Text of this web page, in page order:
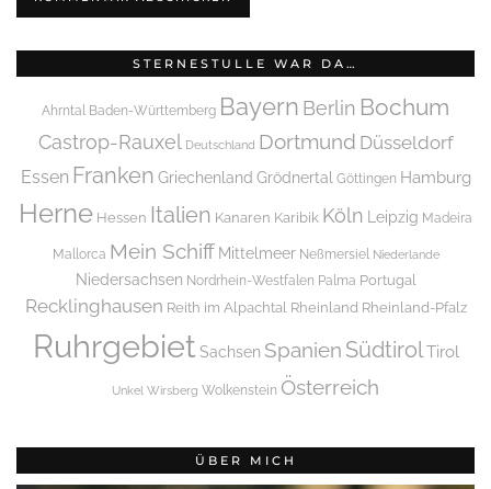
STERNESTULLE WAR DA…
Ahrntal Baden-Württemberg Bayern Berlin Bochum
Castrop-Rauxel Deutschland Dortmund Düsseldorf
Essen Franken Griechenland Grödnertal Göttingen Hamburg
Herne Hessen Italien Kanaren Karibik Köln Leipzig Madeira
Mallorca Mein Schiff Mittelmeer Neßmersiel Niederlande
Niedersachsen Nordrhein-Westfalen Palma Portugal
Recklinghausen Reith im Alpachtal Rheinland Rheinland-Pfalz
Ruhrgebiet Sachsen Spanien SüdtirolTirol
Unkel Wirsberg Wolkenstein Österreich
ÜBER MICH